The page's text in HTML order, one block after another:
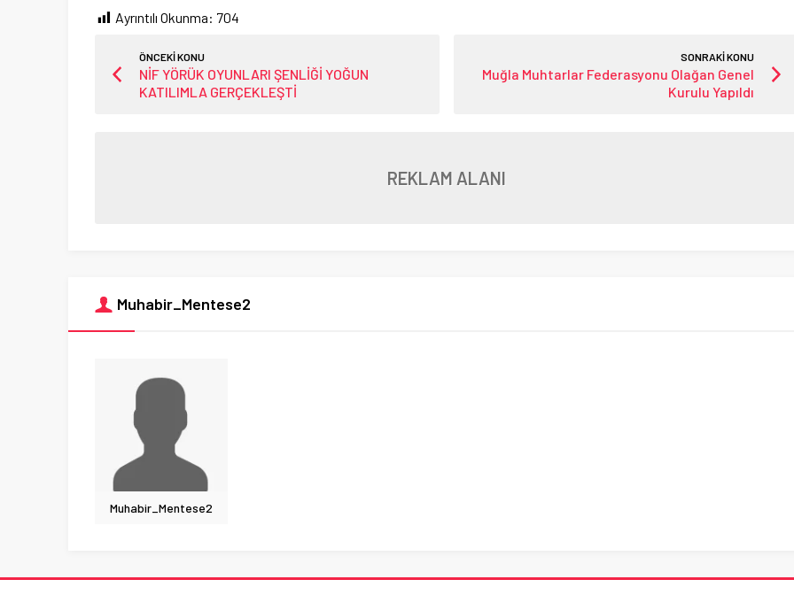
Ayrıntılı Okunma: 704
ÖNCEKİ KONU
NİF YÖRÜK OYUNLARI ŞENLİĞİ YOĞUN
KATILIMLA GERÇEKLEŞTİ
SONRAKİ KONU
Muğla Muhtarlar Federasyonu Olağan Genel
Kurulu Yapıldı
REKLAM ALANI
Muhabir_Mentese2
Muhabir_Mentese2